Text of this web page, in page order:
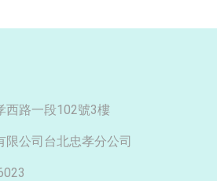
西路一段102號3樓
限公司台北忠孝分公司